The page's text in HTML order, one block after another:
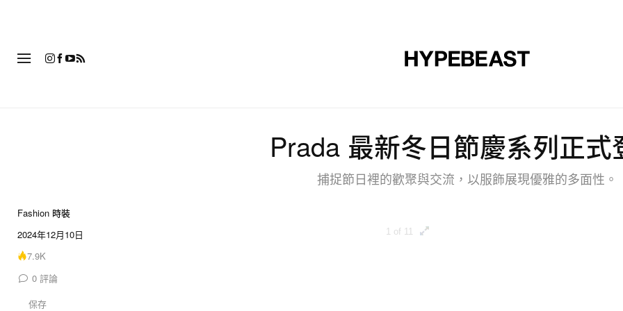
Prada 最新冬日節慶系列正式
捕捉節日裡的歡聚與交流，以服飾展現優雅的多面性。
Fashion 時裝
2024年12月10日
7.9K
0 評論
保存
1 of 11